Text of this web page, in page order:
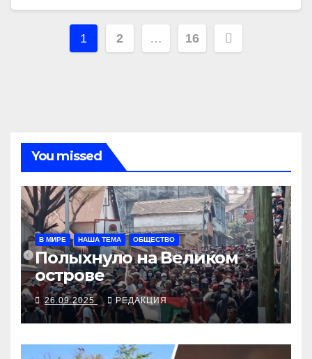
Навигация
1 2 … 16
You missed
В МИРЕ НАША ТЕМА ОБЩЕСТВО
Полыхнуло на Великом
острове
26.09.2025 РЕДАКЦИЯ